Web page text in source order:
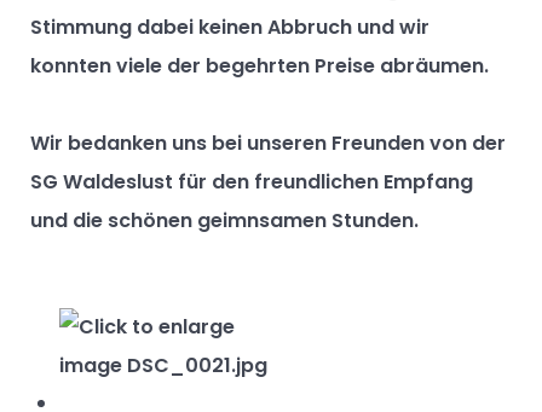
Stimmung dabei keinen Abbruch und wir
konnten viele der begehrten Preise abräumen.
Wir bedanken uns bei unseren Freunden von der
SG Waldeslust für den freundlichen Empfang
und die schönen geimnsamen Stunden.